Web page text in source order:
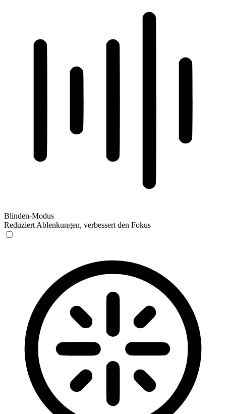
Blinden-Modus
Reduziert Ablenkungen, verbessert den Fokus